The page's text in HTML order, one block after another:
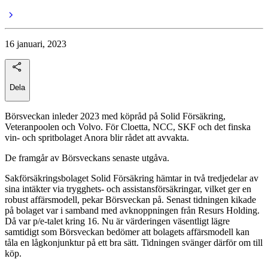
16 januari, 2023
Dela
Börsveckan inleder 2023 med köpråd på Solid Försäkring,
Veteranpoolen och Volvo. För Cloetta, NCC, SKF och det finska
vin- och spritbolaget Anora blir rådet att avvakta.
De framgår av Börsveckans senaste utgåva.
Sakförsäkringsbolaget Solid Försäkring hämtar in två tredjedelar av
sina intäkter via trygghets- och assistansförsäkringar, vilket ger en
robust affärsmodell, pekar Börsveckan på. Senast tidningen kikade
på bolaget var i samband med avknoppningen från Resurs Holding.
Då var p/e-talet kring 16. Nu är värderingen väsentligt lägre
samtidigt som Börsveckan bedömer att bolagets affärsmodell kan
tåla en lågkonjunktur på ett bra sätt. Tidningen svänger därför om till
köp.